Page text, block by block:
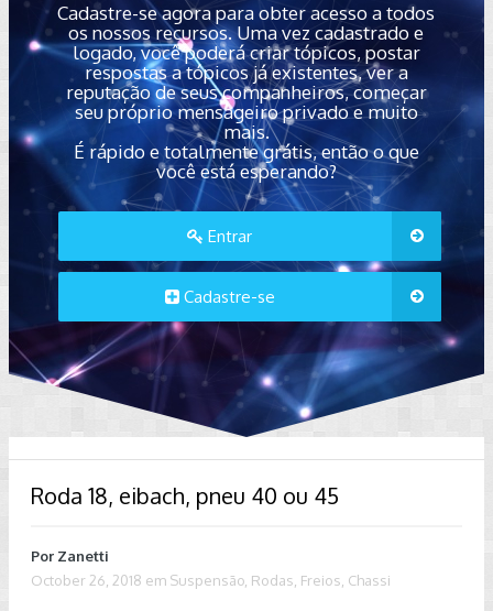
Cadastre-se agora para obter acesso a todos
os nossos recursos. Uma vez cadastrado e
logado, você poderá criar tópicos, postar
respostas a tópicos já existentes, ver a
reputação de seus companheiros, começar
seu próprio mensageiro privado e muito
mais.
É rápido e totalmente grátis, então o que
você está esperando?
Entrar
Cadastre-se
Roda 18, eibach, pneu 40 ou 45
Por Zanetti
October 26, 2018 em Suspensão, Rodas, Freios, Chassi